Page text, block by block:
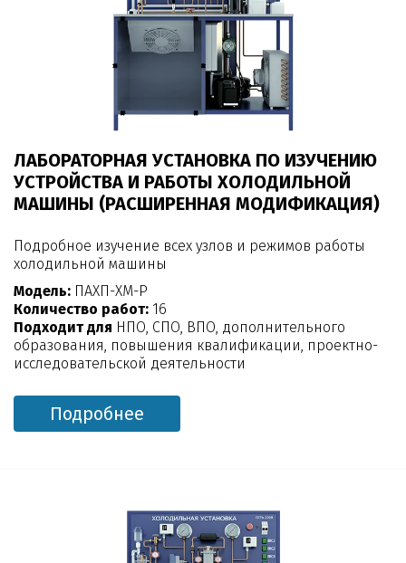
ЛАБОРАТОРНАЯ УСТАНОВКА ПО ИЗУЧЕНИЮ
УСТРОЙСТВА И РАБОТЫ ХОЛОДИЛЬНОЙ
МАШИНЫ (РАСШИРЕННАЯ МОДИФИКАЦИЯ)
Подробное изучение всех узлов и режимов работы
холодильной машины
Модель: ПАХП-ХМ-Р
Количество работ: 16
Подходит для НПО, СПО, ВПО, дополнительного
образования, повышения квалификации, проектно-
исследовательской деятельности
Подробнее